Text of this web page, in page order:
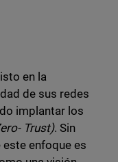
en la
de sus redes
implantar los
Trust). Sin
enfoque es